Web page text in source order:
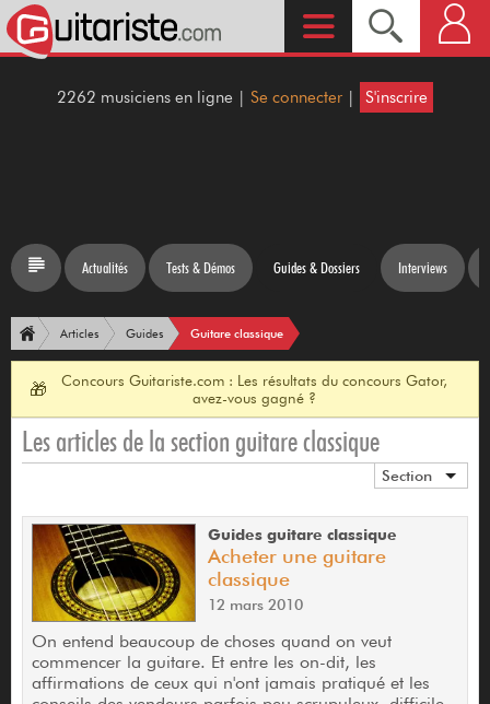
2262 musiciens en ligne | Se connecter | S'inscrire
Actualités Tests & Démos Guides & Dossiers Interviews
Articles Guides Guitare classique
🎁
Concours Guitariste.com : Les résultats du concours Gator,
avez-vous gagné ?
Les articles de la section guitare classique
Section
Guides guitare classique
Acheter une guitare
classique
12 mars 2010
On entend beaucoup de choses quand on veut
commencer la guitare. Et entre les on-dit, les
affirmations de ceux qui n'ont jamais pratiqué et les